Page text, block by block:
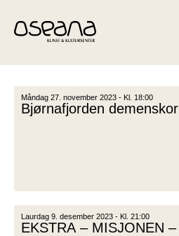
innhold
navigasjon
Måndag 27. november 2023 - Kl. 18:00
Bjørnafjorden demenskor
Laurdag 9. desember 2023 - Kl. 21:00
EKSTRA – MISJONEN –